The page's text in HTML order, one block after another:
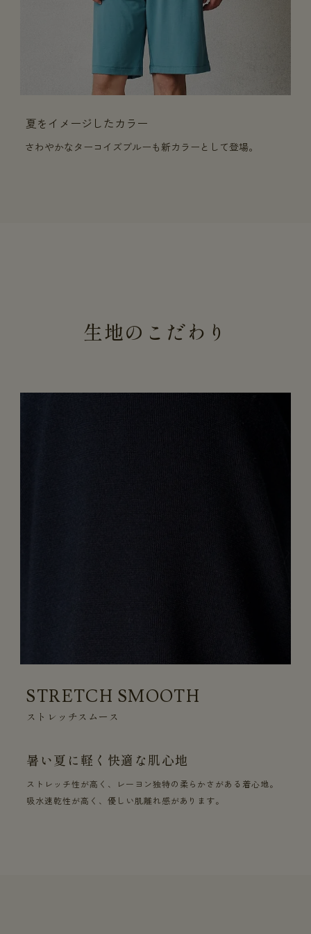
夏をイメージしたカラー
さわやかなターコイズブルーも新カラーとして登場。
生地のこだわり
STRETCH SMOOTH
ストレッチスムース
暑い夏に軽く快適な肌心地
ストレッチ性が高く、レーヨン独特の柔らかさがある着心地。
吸水速乾性が高く、優しい肌離れ感があります。